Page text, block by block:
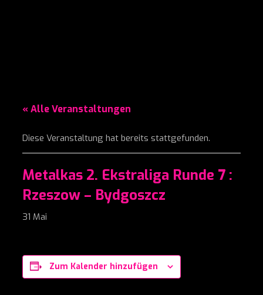
« Alle Veranstaltungen
Diese Veranstaltung hat bereits stattgefunden.
Metalkas 2. Ekstraliga Runde 7 :
Rzeszow – Bydgoszcz
31 Mai
Zum Kalender hinzufügen